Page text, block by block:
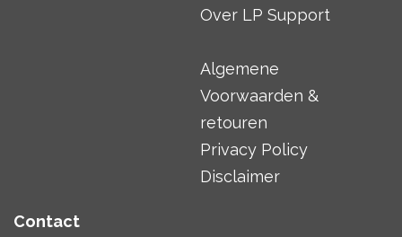
Over LP Support
Algemene
Voorwaarden &
retouren
Privacy Policy
Disclaimer
Contact